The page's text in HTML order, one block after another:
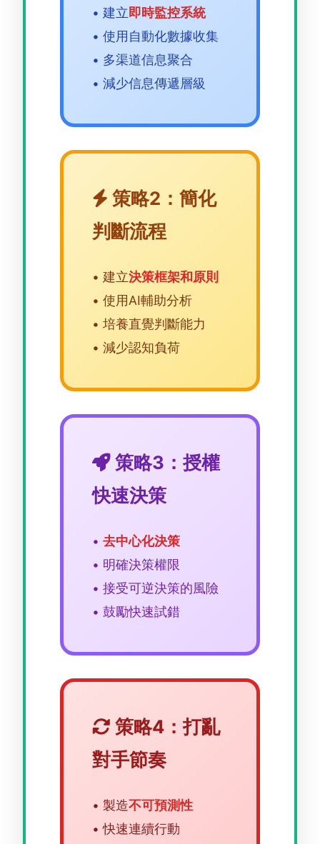
• 建立即時監控系統
• 使用自動化數據收集
• 多渠道信息聚合
• 減少信息傳遞層級
策略2：簡化
判斷流程
• 建立決策框架和原則
• 使用AI輔助分析
• 培養直覺判斷能力
• 減少認知負荷
策略3：授權
快速決策
• 去中心化決策
• 明確決策權限
• 接受可逆決策的風險
• 鼓勵快速試錯
策略4：打亂
對手節奏
• 製造不可預測性
• 快速連續行動